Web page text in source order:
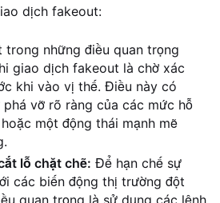
dịch fakeout:
trong những điều quan trọng
giao dịch fakeout là chờ xác
khi vào vị thế. Điều này có
phá vỡ rõ ràng của các mức hỗ
một động thái mạnh mẽ
lỗ chặt chẽ: Để hạn chế sự
các biến động thị trường đột
quan trọng là sử dụng các lệnh